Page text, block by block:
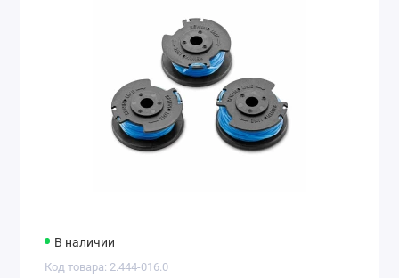
В наличии
Код товара: 2.444-016.0